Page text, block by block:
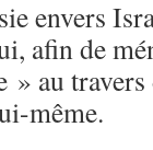
envers
afin de
au travers
même.